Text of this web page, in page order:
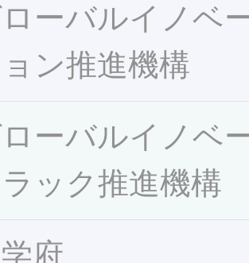
ーバルイノベ
ン推進機構
ーバルイノベ
ラック推進機構
府